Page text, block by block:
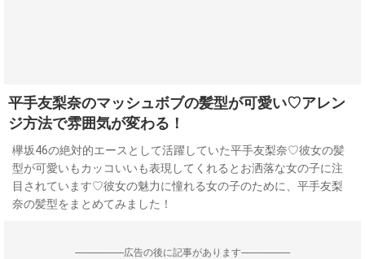
平手友梨奈のマッシュボブの髪型が可愛い♡アレン
ジ方法で雰囲気が変わる！
欅坂46の絶対的エースとして活躍していた平手友梨奈♡彼女の髪
型が可愛いもカッコいいも表現してくれるとお洒落な女の子に注
目されています♡彼女の魅力に憧れる女の子のために、平手友梨
奈の髪型をまとめてみました！
--------------------広告の後に記事があります--------------------